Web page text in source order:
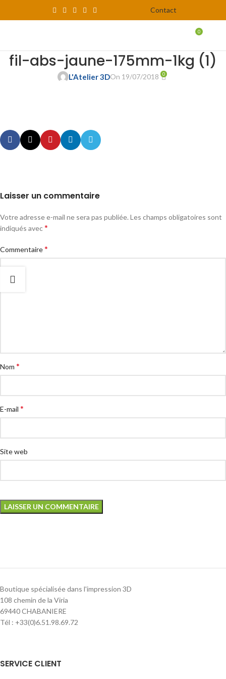
Contact
0
fil-abs-jaune-175mm-1kg (1)
L'Atelier 3DOn 19/07/2018 0
Laisser un commentaire
Votre adresse e-mail ne sera pas publiée. Les champs obligatoires sont
indiqués avec*
Commentaire*
Nom *
E-mail *
Site web
Boutique spécialisée dans l'impression 3D
108 chemin de la Viria
69440 CHABANIERE
Tél : +33(0)6.51.98.69.72
SERVICE CLIENT